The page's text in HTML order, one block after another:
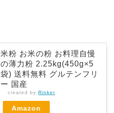
米粉 お米の粉 お料理自慢
の薄力粉 2.25kg(450g×5
袋) 送料無料 グルテンフリ
ー 国産
created by Rinker
Amazon